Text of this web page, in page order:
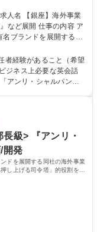
事の内容 ア
ブランドを展開する同
世界ブランドへ押し上
予算策定、事業推進、
ジア圏を中心に急速な
パンティエ』など展開
者経験があること（希望
ジネス上必要な英会話
分析に基づいたEC強
資格 学
級> 『アンリ・
開発
ドを展開する同社の海外事業
し上げる司令塔」的役割を担